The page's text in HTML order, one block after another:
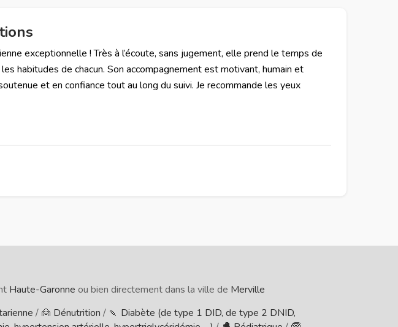
exceptionnelle ! Très à l’écoute, sans jugement, elle prend le temps de
habitudes de chacun. Son accompagnement est motivant, humain et
et en confiance tout au long du suivi. Je recommande les yeux
Haute-Garonne ou bien directement dans la ville de Merville
/ 🙍 Dénutrition / 🍡 Diabète (de type 1 DID, de type 2 DNID,